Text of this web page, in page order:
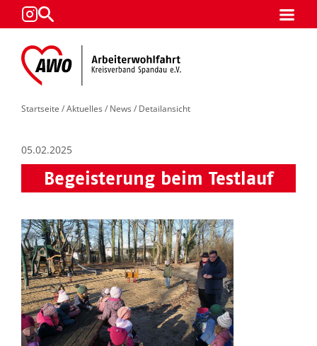
Startseite /Aktuelles / News / Detailansicht
05.02.2025
Begeisterung beim Testlauf